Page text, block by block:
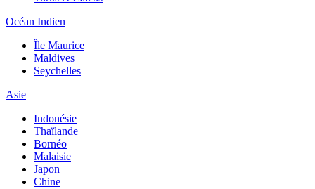
Océan Indien
Île Maurice
Maldives
Seychelles
Asie
Indonésie
Thaïlande
Bornéo
Malaisie
Japon
Chine